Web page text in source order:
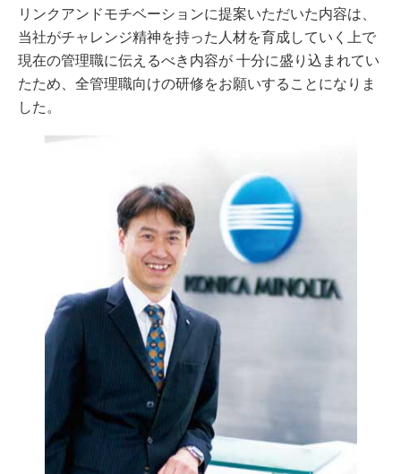
リンクアンドモチベーションに提案いただいた内容は、
当社がチャレンジ精神を持った人材を育成していく上で
現在の管理職に伝えるべき内容が 十分に盛り込まれてい
たため、全管理職向けの研修をお願いすることになりま
した。